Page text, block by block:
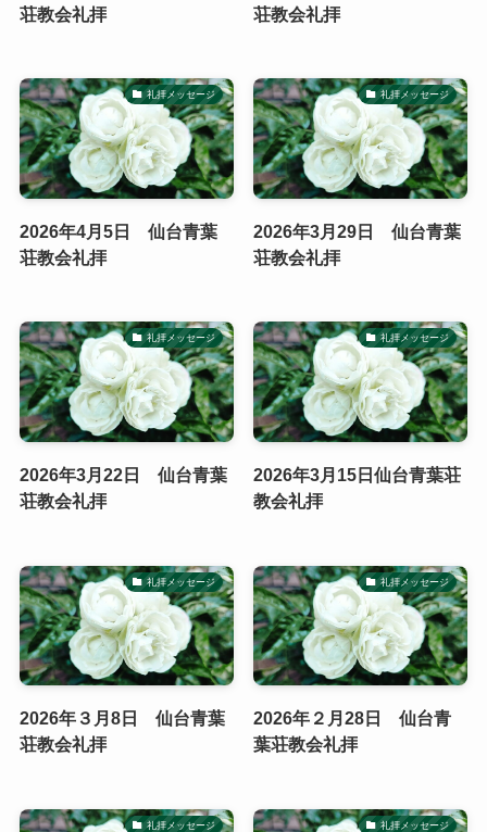
荘教会礼拝 荘教会礼拝
礼拝メッセージ
2026年4月5日 仙台青葉
荘教会礼拝
礼拝メッセージ
2026年3月29日 仙台青葉
荘教会礼拝
礼拝メッセージ
2026年3月22日 仙台青葉
荘教会礼拝
礼拝メッセージ
2026年3月15日仙台青葉荘
教会礼拝
礼拝メッセージ
2026年３月8日 仙台青葉
荘教会礼拝
礼拝メッセージ
2026年２月28日 仙台青
葉荘教会礼拝
礼拝メッセージ 礼拝メッセージ